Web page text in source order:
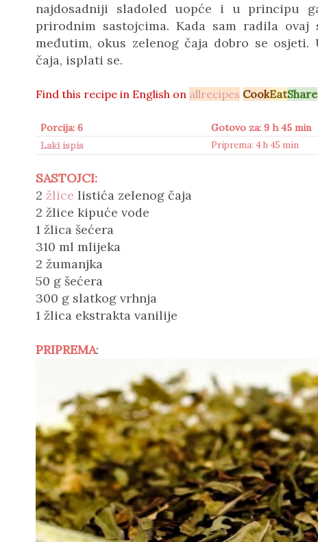
najdosadniji sladoled uopće i u principu
prirodnim sastojcima. Kada sam radila
međutim, okus zelenog čaja dobro se
čaja, isplati se.
Find this recipe in English on allrecipes CookEatShare
Porcija: 6 Gotovo za: 9 h 45 min
Laki ispis
Priprema: 4 h 45 min
SASTOJCI:
2 žlice listića zelenog čaja
2 žlice kipuće vode
1 žlica šećera
310 ml mlijeka
2 žumanjka
50 g šećera
300 g slatkog vrhnja
1 žlica ekstrakta vanilije
PRIPREMA: